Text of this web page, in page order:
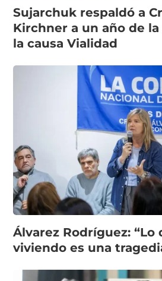
Sujarchuk respaldó a
Kirchner a un año de
la causa Vialidad
Álvarez Rodríguez: “Lo
viviendo es una